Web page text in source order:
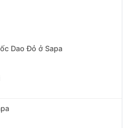
Dao Đỏ ở Sapa